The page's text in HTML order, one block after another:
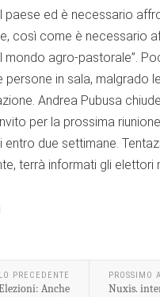
paese ed è necessario
così come è necessario
mondo agro-pastorale”.
persone in sala, malgrado
Andrea Pubusa
per la prossima
entro due settimane.
terrà informati gli elettori
PRECEDENTE
Anche
PROSSIMO
Nuxis.